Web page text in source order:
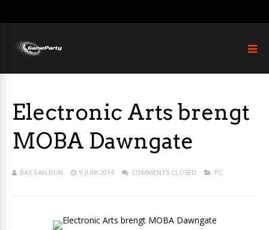
Electronic Arts brengt
MOBA Dawngate
BAS VAN DUN 9 JUNI 2014 COMMENTS CLOSED PC